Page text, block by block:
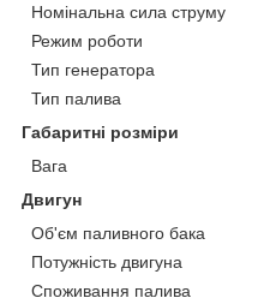
Номінальна сила струму
Режим роботи
Тип генератора
Тип палива
Габаритні розміри
Вага
Двигун
Об'єм паливного бака
Потужність двигуна
Споживання палива